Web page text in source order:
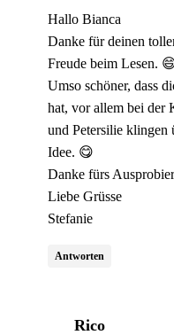
Hallo Bianca
Danke für deinen
Freude beim Lesen.
Umso schöner, dass
hat, vor allem bei der
und Petersilie klingen
Idee. 😋
Danke fürs
Liebe Grüsse
Stefanie
Antworten
Ricosagt: